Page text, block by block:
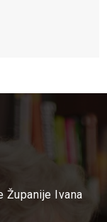
Županije Ivana